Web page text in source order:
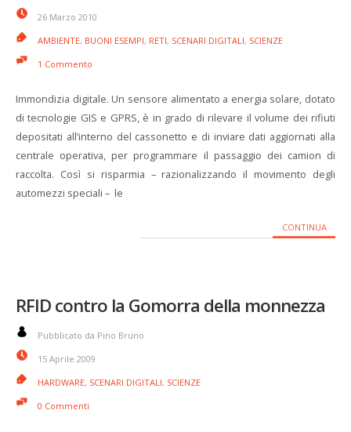
26 Marzo 2010
AMBIENTE, BUONI ESEMPI, RETI, SCENARI DIGITALI, SCIENZE
1 Commento
Immondizia digitale. Un sensore alimentato a energia solare, dotato
di tecnologie GIS e GPRS, è in grado di rilevare il volume dei rifiuti
depositati all’interno del cassonetto e di inviare dati aggiornati alla
centrale operativa, per programmare il passaggio dei camion di
raccolta. Così si risparmia – razionalizzando il movimento degli
automezzi speciali – le
CONTINUA
RFID contro la Gomorra della monnezza
Pubblicato da Pino Bruno
15 Aprile 2009
HARDWARE, SCENARI DIGITALI, SCIENZE
0 Commenti